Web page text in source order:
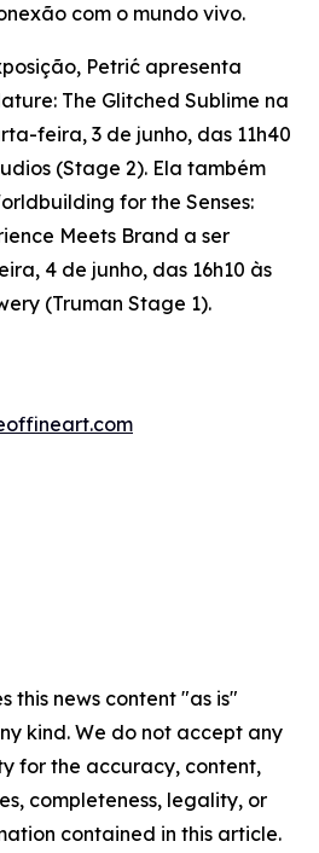
com o mundo vivo.
Petrić apresenta
The Glitched Sublime na
feira, 3 de junho, das 11h40
(Stage 2). Ela também
for the Senses:
Meets Brand a ser
4 de junho, das 16h10 às
(Truman Stage 1).
this news content "as is"
kind. We do not accept any
for the accuracy, content,
completeness, legality, or
contained in this article.